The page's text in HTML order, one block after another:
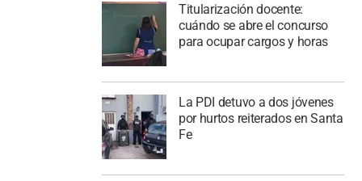
Titularización docente:
cuándo se abre el concurso
para ocupar cargos y horas
La PDI detuvo a dos jóvenes
por hurtos reiterados en Santa
Fe